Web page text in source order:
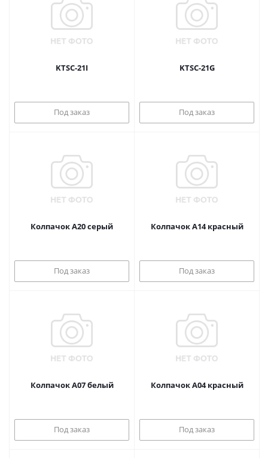
KTSC-21I
Под заказ
KTSC-21G
Под заказ
Колпачок A20 серый
Под заказ
Колпачок A14 красный
Под заказ
Колпачок A07 белый
Под заказ
Колпачок A04 красный
Под заказ